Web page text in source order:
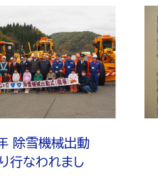
除雪機械出動
行なわれまし